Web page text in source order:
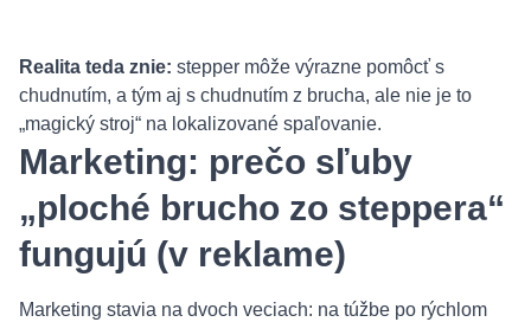
Realita teda znie: stepper môže výrazne pomôcť s
chudnutím, a tým aj s chudnutím z brucha, ale nie je to
„magický stroj“ na lokalizované spaľovanie.
Marketing: prečo sľuby
„ploché brucho zo steppera“
fungujú (v reklame)
Marketing stavia na dvoch veciach: na túžbe po rýchlom